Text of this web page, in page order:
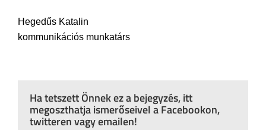
Hegedűs Katalin
kommunikációs munkatárs
Ha tetszett Önnek ez a bejegyzés, itt
megoszthatja ismerőseivel a Facebookon,
twitteren vagy emailen!